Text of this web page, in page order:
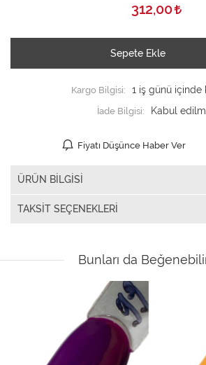
312,00
Sepete Ekle
Kargo Bilgisi:
1 iş günü içinde
İade Bilgisi:
Fiyatı Düşünce Haber Ver
ÜRÜN BILGISI
TAKSIT SEÇENEKLERI
Bunları da